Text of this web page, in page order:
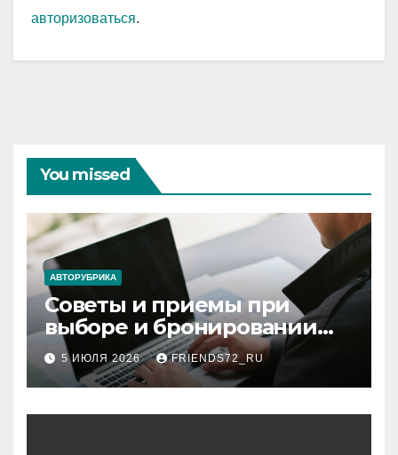
авторизоваться.
You missed
АВТОРУБРИКА
Советы и приемы при
выборе и бронировании
авиабилетов
5 ИЮЛЯ 2026 FRIENDS72_RU